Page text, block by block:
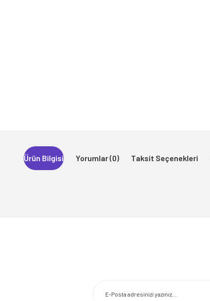
Ürün Bilgisi Yorumlar (0) Taksit Seçenekleri
Ürün açıklamasında eksik bilgiler bulunuyor.